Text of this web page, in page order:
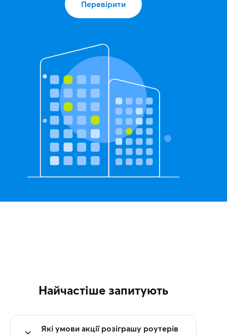
Перевірити
Найчастіше запитують
Які умови акції розіграшу роутерів